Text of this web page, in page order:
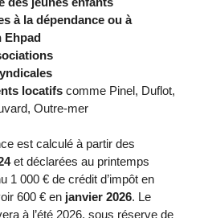
à la dépendance ou à
Ehpad
locatifs comme Pinel, Duflot,
Outre-mer
est calculé à partir des
et déclarées au printemps
1 000 € de crédit d’impôt en
600 € en janvier 2026. Le
à l’été 2026, sous réserve de